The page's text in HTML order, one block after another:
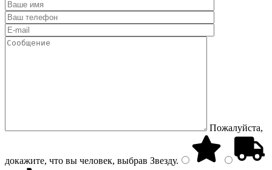
Пожалуйста,
докажите, что вы человек, выбрав Звезду.